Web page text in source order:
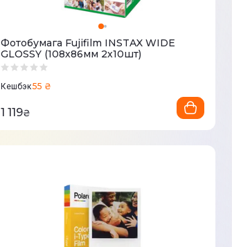
Фотобумага Fujifilm INSTAX WIDE
GLOSSY (108х86мм 2х10шт)
Кешбэк55 ₴
1 119₴